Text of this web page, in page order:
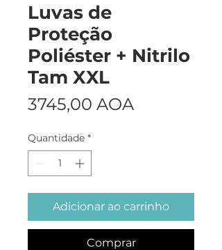
Luvas de
Proteção
Poliéster + Nitrilo
Tam XXL
3745,00 AOA
Quantidade *
Adicionar ao carrinho
Comprar